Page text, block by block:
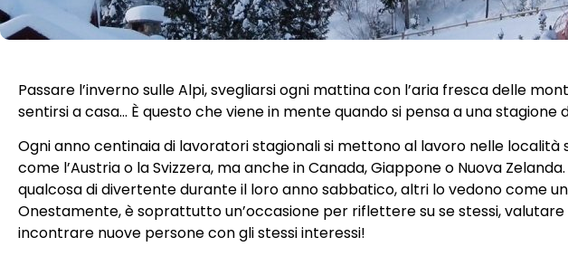
Passare l’inverno sulle Alpi, svegliarsi ogni mattina con l’aria fresca delle
sentirsi a casa… È questo che viene in mente quando si pensa a una stagione
Ogni anno centinaia di lavoratori stagionali si mettono al lavoro nelle località
come l’Austria o la Svizzera, ma anche in Canada, Giappone o Nuova
qualcosa di divertente durante il loro anno sabbatico, altri lo vedono come
Onestamente, è soprattutto un’occasione per riflettere su se stessi,
incontrare nuove persone con gli stessi interessi!